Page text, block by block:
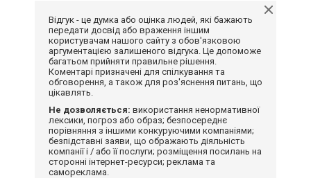
Відгук - це думка або оцінка людей, які бажають
передати досвід або враження іншим
користувачам нашого сайту з обов'язковою
аргументацією залишеного відгука. Це допоможе
багатьом прийняти правильне рішення.
Коментарі призначені для спілкування та
обговорення, а також для роз'яснення питань, що
цікавлять.
Не дозволяється: використання ненормативної
лексики, погроз або образ; безпосереднє
порівняння з іншими конкуруючими компаніями;
безпідставні заяви, що ображають діяльність
компанії і / або її послуги; розміщення посилань на
сторонні інтернет-ресурси; реклама та
самореклама.